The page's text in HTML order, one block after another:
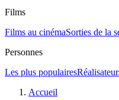
Films
Films au cinémaSorties de la
Personnes
Les plus populaires
Accueil